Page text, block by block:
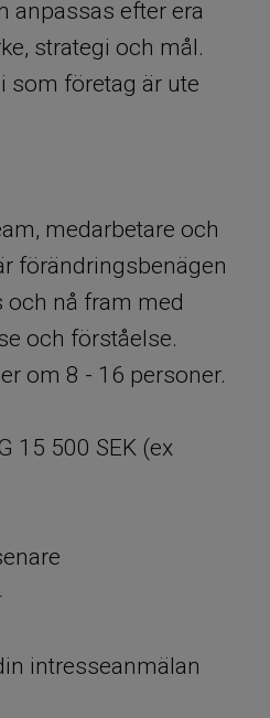
anpassas efter era
strategi och mål.
som företag är ute
medarbetare och
förändringsbenägen
och nå fram med
och förståelse.
om 8 - 16 personer.
15 500 SEK (ex
intresseanmälan